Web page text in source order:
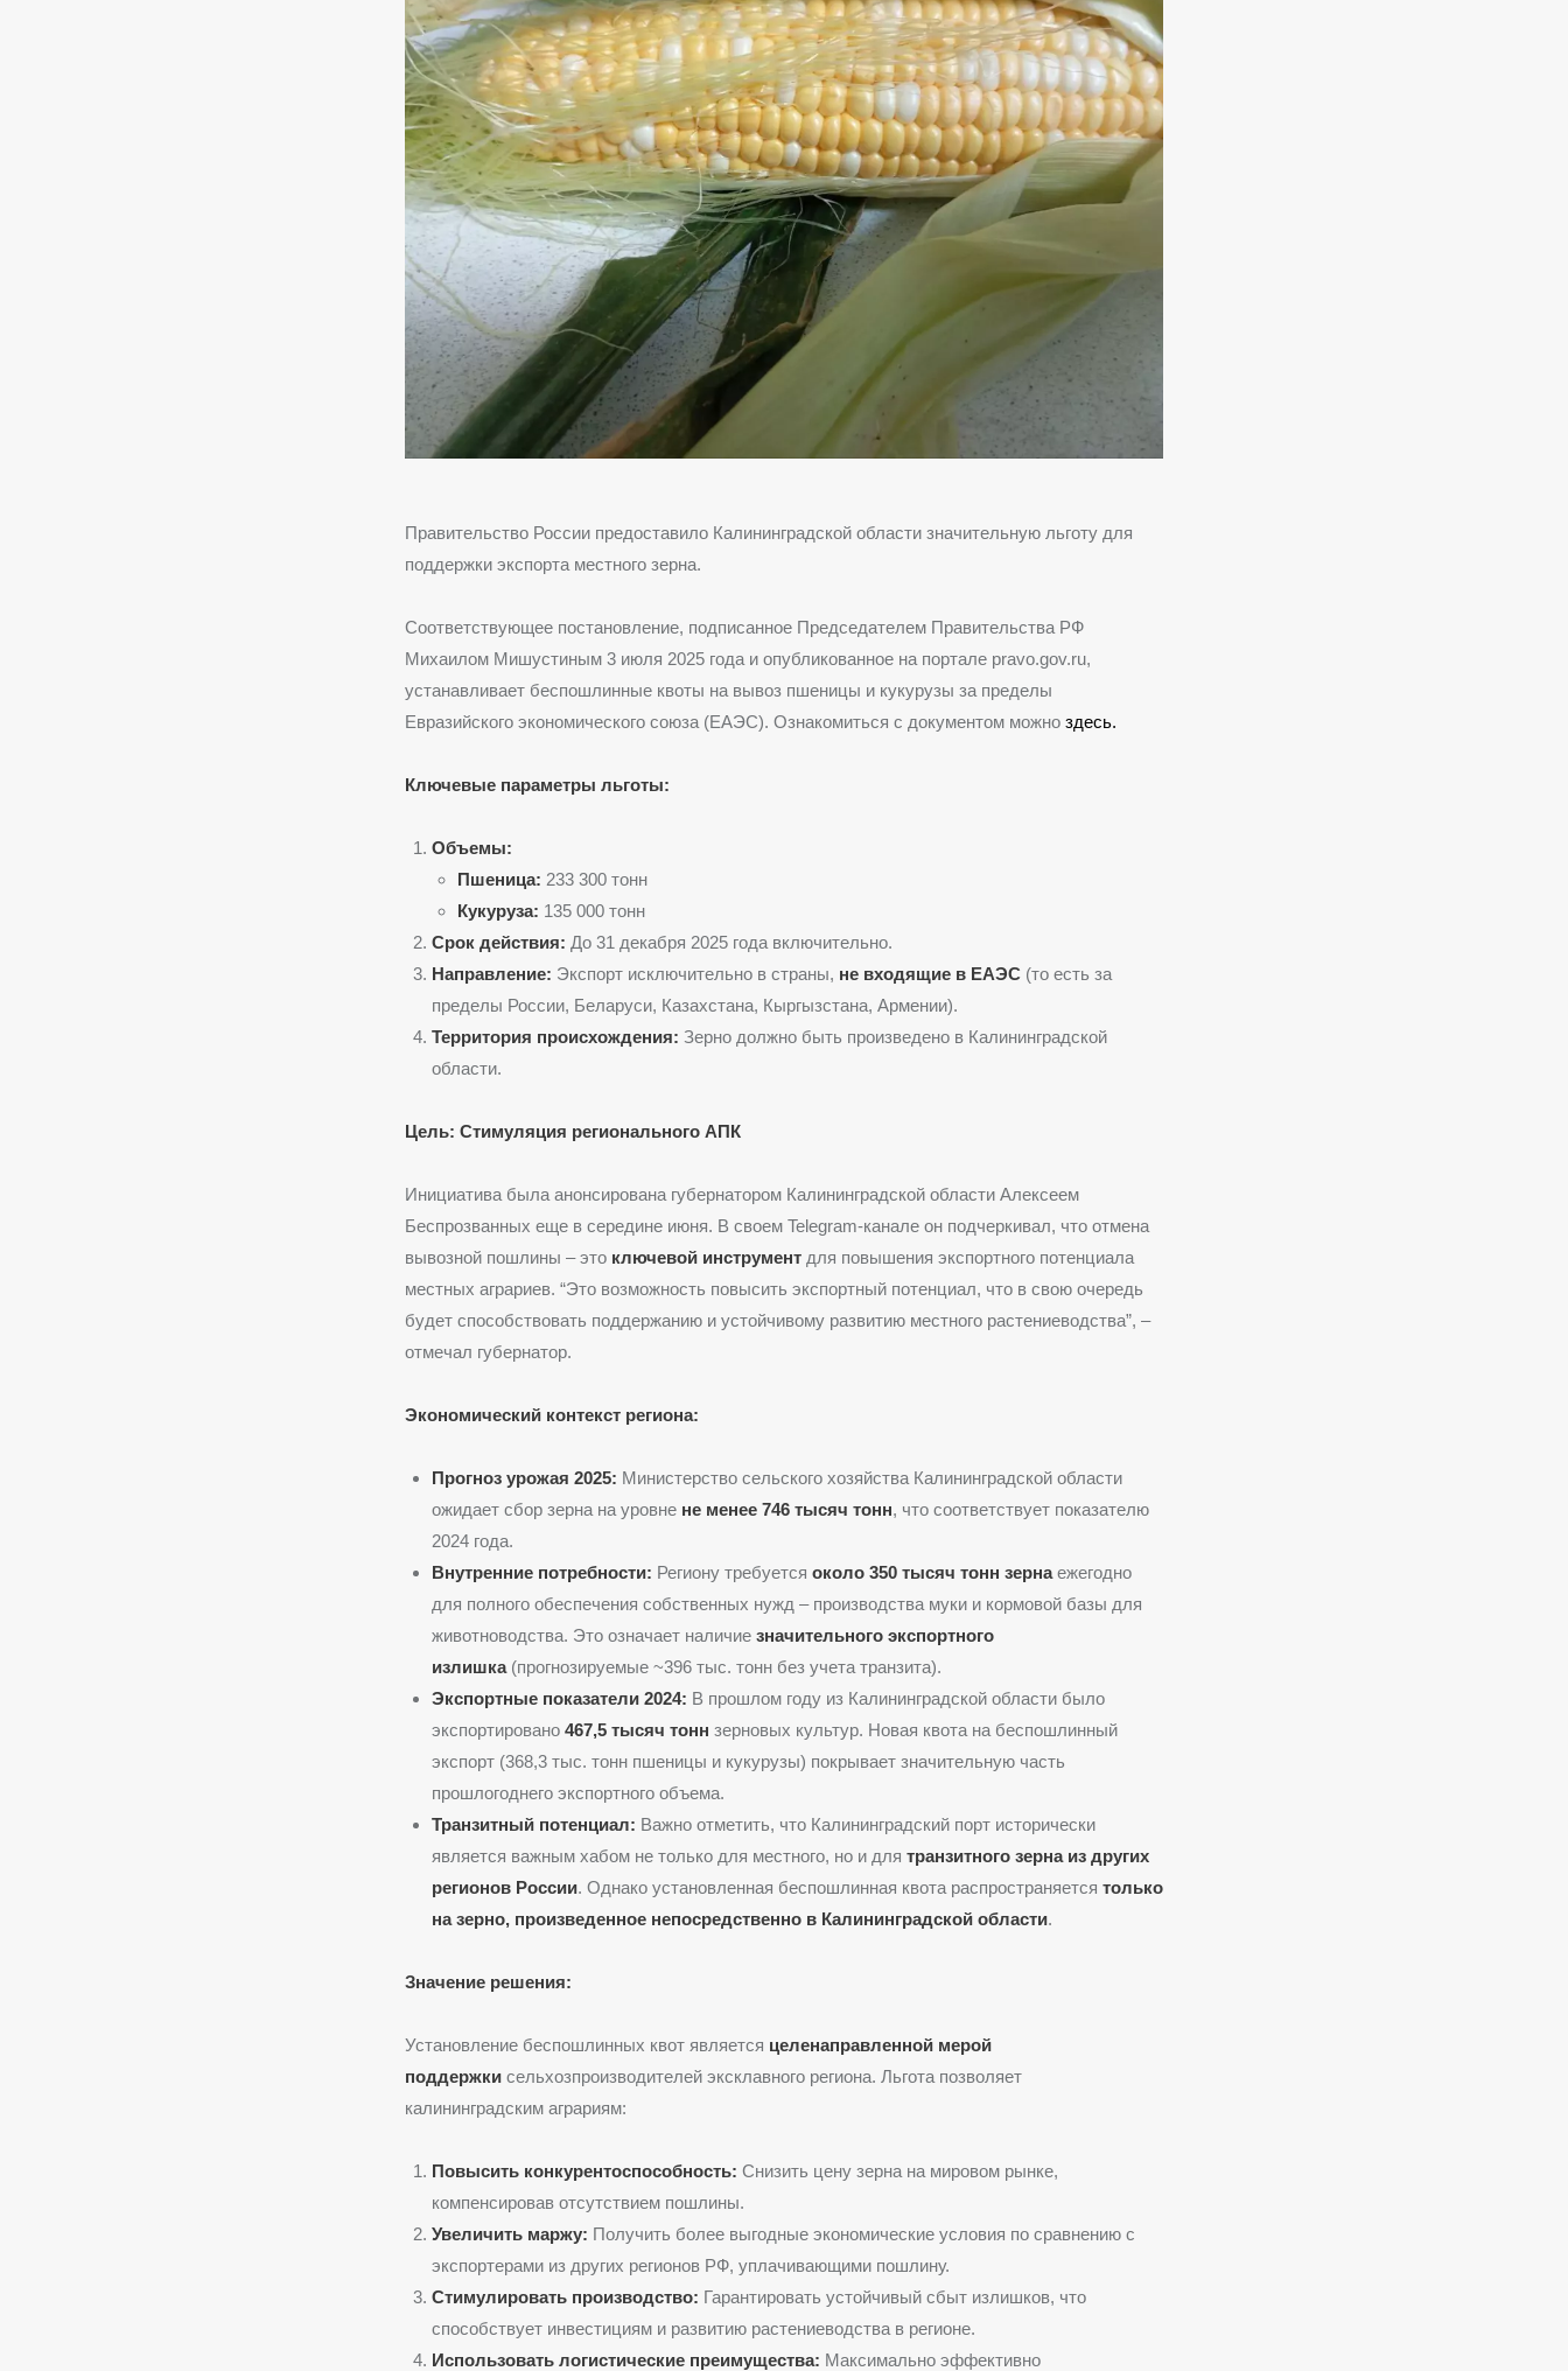
Правительство России предоставило Калининградской области значительную льготу для
поддержки экспорта местного зерна.
Соответствующее постановление, подписанное Председателем Правительства РФ
Михаилом Мишустиным 3 июля 2025 года и опубликованное на портале pravo.gov.ru,
устанавливает беспошлинные квоты на вывоз пшеницы и кукурузы за пределы
Евразийского экономического союза (ЕАЭС). Ознакомиться с документом можно здесь.
Ключевые параметры льготы:
Объемы:
Пшеница: 233 300 тонн
Кукуруза: 135 000 тонн
Срок действия: До 31 декабря 2025 года включительно.
Направление: Экспорт исключительно в страны, не входящие в ЕАЭС(то есть за
пределы России, Беларуси, Казахстана, Кыргызстана, Армении).
Территория происхождения: Зерно должно быть произведено в Калининградской
области.
Цель: Стимуляция регионального АПК
Инициатива была анонсирована губернатором Калининградской области Алексеем
Беспрозванных еще в середине июня. В своем Telegram-канале он подчеркивал, что отмена
вывозной пошлины – это ключевой инструмент для повышения экспортного потенциала
местных аграриев. “Это возможность повысить экспортный потенциал, что в свою очередь
будет способствовать поддержанию и устойчивому развитию местного растениеводства”, –
отмечал губернатор.
Экономический контекст региона:
Прогноз урожая 2025: Министерство сельского хозяйства Калининградской области
ожидает сбор зерна на уровне не менее 746 тысяч тонн, что соответствует показателю
2024 года.
Внутренние потребности: Региону требуется около 350 тысяч тонн зернаежегодно
для полного обеспечения собственных нужд – производства муки и кормовой базы для
животноводства. Это означает наличие значительного экспортного
излишка(прогнозируемые ~396 тыс. тонн без учета транзита).
Экспортные показатели 2024: В прошлом году из Калининградской области было
экспортировано 467,5 тысяч тонн зерновых культур. Новая квота на беспошлинный
экспорт (368,3 тыс. тонн пшеницы и кукурузы) покрывает значительную часть
прошлогоднего экспортного объема.
Транзитный потенциал: Важно отметить, что Калининградский порт исторически
является важным хабом не только для местного, но и для транзитного зерна из других
регионов России. Однако установленная беспошлинная квота распространяется только
на зерно, произведенное непосредственно в Калининградской области.
Значение решения:
Установление беспошлинных квот является целенаправленной мерой
поддержки сельхозпроизводителей эксклавного региона. Льгота позволяет
калининградским аграриям:
Повысить конкурентоспособность: Снизить цену зерна на мировом рынке,
компенсировав отсутствием пошлины.
Увеличить маржу: Получить более выгодные экономические условия по сравнению с
экспортерами из других регионов РФ, уплачивающими пошлину.
Стимулировать производство: Гарантировать устойчивый сбыт излишков, что
способствует инвестициям и развитию растениеводства в регионе.
Использовать логистические преимущества: Максимально эффективно